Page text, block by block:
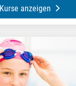
Kurse anzeigen